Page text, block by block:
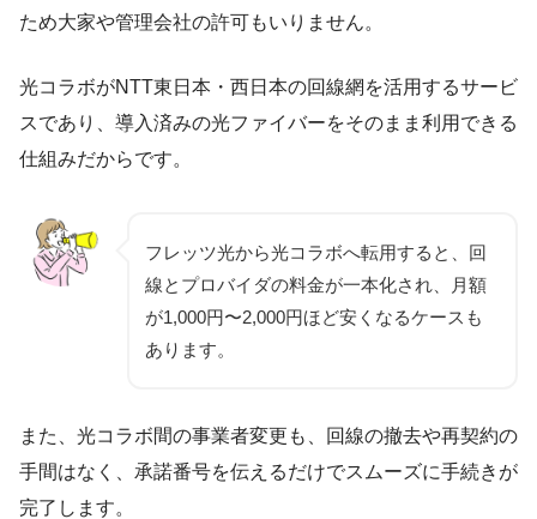
ため大家や管理会社の許可もいりません。
光コラボがNTT東日本・西日本の回線網を活用するサービ
スであり、導入済みの光ファイバーをそのまま利用できる
仕組みだからです。
フレッツ光から光コラボへ転用すると、回
線とプロバイダの料金が一本化され、月額
が1,000円〜2,000円ほど安くなるケースも
あります。
また、光コラボ間の事業者変更も、回線の撤去や再契約の
手間はなく、承諾番号を伝えるだけでスムーズに手続きが
完了します。